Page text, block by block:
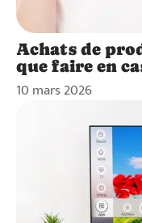
Achats de
que faire en
10 mars 2026